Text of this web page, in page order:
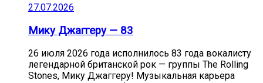
27.07.2026
Мику Джаггеру — 83
26 июля 2026 года исполнилось 83 года вокалисту
легендарной британской рок — группы The Rolling
Stones, Мику Джаггеру! Музыкальная карьера